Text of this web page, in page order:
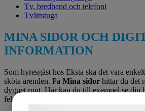
Tv, bredband och telefoni
Tvättstuga
MINA SIDOR OCH
INFORMATION
Som hyresgäst hos Eksta ska det vara
sköta ärenden. På Mina sidor hittar du det
dygnet runt. Här kan du till exempel se din
felanmälan eller uppdatera dina